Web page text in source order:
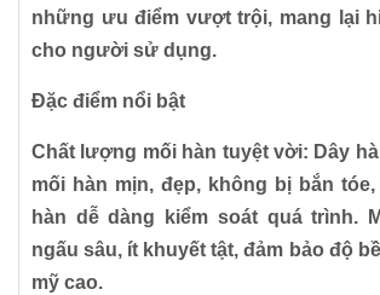
những ưu điểm vượt trội, mang lại
cho người sử dụng.
Đặc điểm nổi bật
Chất lượng mối hàn tuyệt vời: Dây
mối hàn mịn, đẹp, không bị bắn
hàn dễ dàng kiểm soát quá trình.
ngấu sâu, ít khuyết tật, đảm bảo độ
mỹ cao.